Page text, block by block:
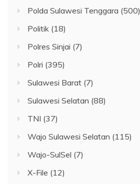
Polda Sulawesi Tenggara (500)
Politik (18)
Polres Sinjai (7)
Polri (395)
Sulawesi Barat (7)
Sulawesi Selatan (88)
TNI (37)
Wajo Sulawesi Selatan (115)
Wajo-SulSel (7)
X-File (12)